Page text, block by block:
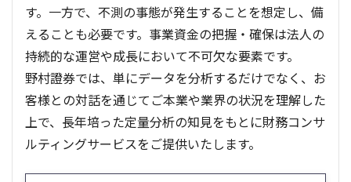
す。一方で、不測の事態が発生することを想定し、備
えることも必要です。事業資金の把握・確保は法人の
持続的な運営や成長において不可欠な要素です。
野村證券では、単にデータを分析するだけでなく、お
客様との対話を通じてご本業や業界の状況を理解した
上で、長年培った定量分析の知見をもとに財務コンサ
ルティングサービスをご提供いたします。